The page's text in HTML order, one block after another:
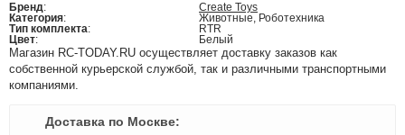
Бренд:
Create Toys
Категория:
Животные, Роботехника
Тип комплекта:
RTR
Цвет: Белый
Магазин RC-TODAY.RU осуществляет доставку заказов как
собственной курьерской службой, так и различными транспортными
компаниями.
Доставка по Москве: